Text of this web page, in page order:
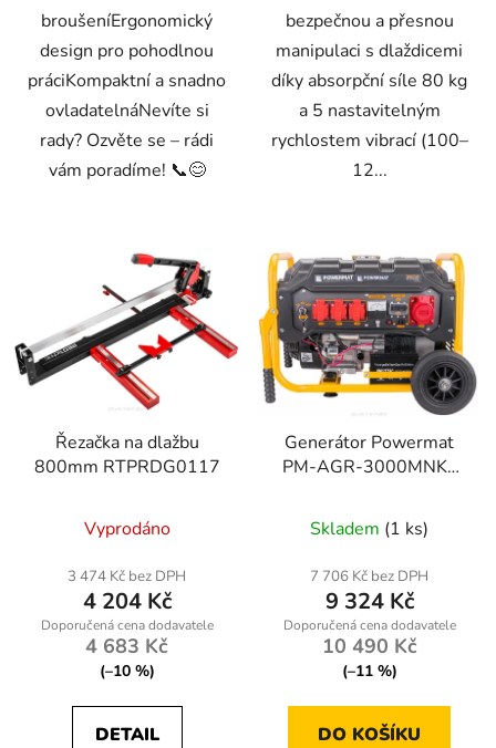
broušeníErgonomický
design pro pohodlnou
práciKompaktní a snadno
ovladatelnáNevíte si
rady? Ozvěte se – rádi
vám poradíme! 📞😊
bezpečnou a přesnou
manipulaci s dlaždicemi
díky absorpční síle 80 kg
a 5 nastavitelným
rychlostem vibrací (100–
12...
Řezačka na dlažbu
800mm RTPRDG0117
Vyprodáno
3 474 Kč bez DPH
4 204 Kč
4 683 Kč
(–10 %)
DETAIL
Generátor Powermat
PM-AGR-3000MNKE
Skladem (1 ks)
7 706 Kč bez DPH
9 324 Kč
10 490 Kč
(–11 %)
DO KOŠÍKU